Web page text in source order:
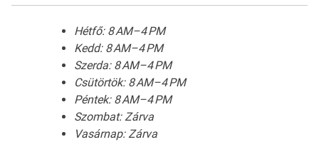
Hétfő: 8 AM–4 PM
Kedd: 8 AM–4 PM
Szerda: 8 AM–4 PM
Csütörtök: 8 AM–4 PM
Péntek: 8 AM–4 PM
Szombat: Zárva
Vasárnap: Zárva